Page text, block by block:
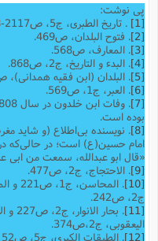
پی نوشت:
. تاریخ الطبری، ج5، ص2117-2118.
. فتوح البلدان، ص469.
. المعارف، ص568.
. البدء و التاریخ، ج2، ص868.
. البلدان (ابن فقیه همدانی)، ص152و153.
. العبر، ج1، ص569.
.
بوده است.
. نویسنده بی‌اطلاع (و شاید
امام حسین(ع) است؛ در حالی‌که
«قال ابو عبدالله، سمعت من ابی
. الاحتجاج، ج2، ص477.
ج2، ص242.
الیعقوبى، ج‌2،ص374.